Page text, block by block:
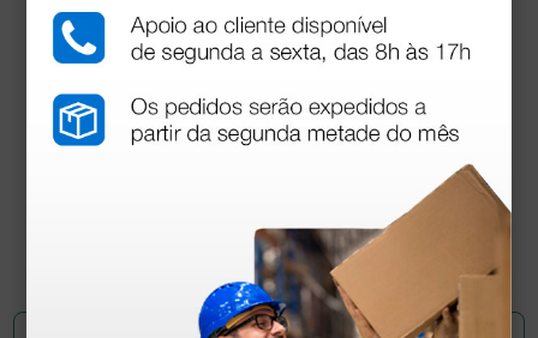
Fogão a álcool 120 ml
1 unidade